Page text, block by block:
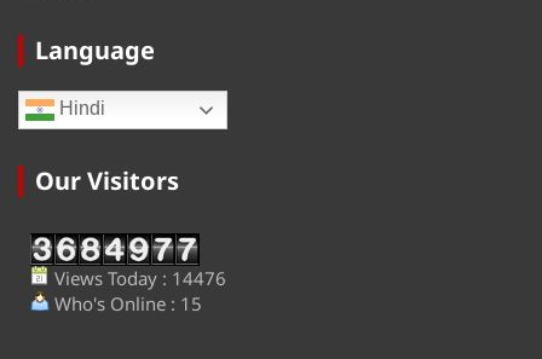
Language
Hindi
Our Visitors
Views Today : 14476
Who's Online : 15